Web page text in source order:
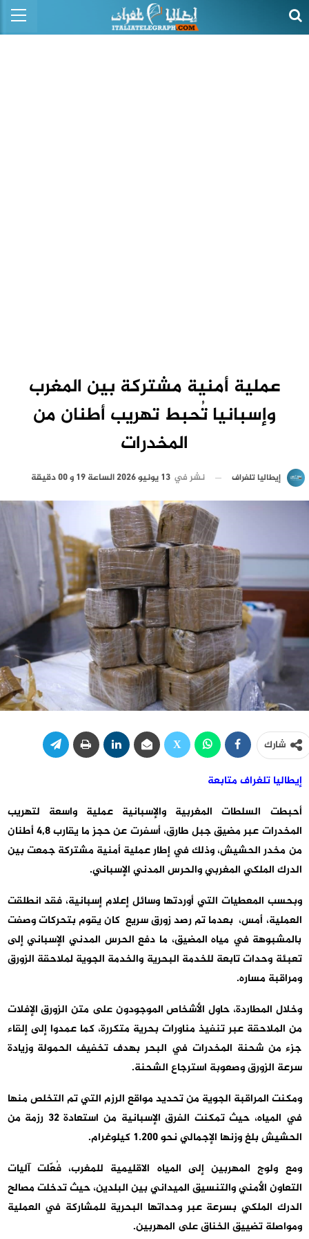
عملية أمنية مشتركة بين المغرب
وإسبانيا تُحبط تهريب أطنان من
المخدرات
إيطاليا تلغراف نشر في 13 يونيو 2026 الساعة 19 و 00 دقيقة
شارك
إيطاليا تلغراف متابعة
أحبطت السلطات المغربية والإسبانية عملية واسعة لتهريب
المخدرات عبر مضيق جبل طارق، أسفرت عن حجز ما يقارب 4,8 أطنان
من مخدر الحشيش، وذلك في إطار عملية أمنية مشتركة جمعت بين
الدرك الملكي المغربي والحرس المدني الإسباني.
وبحسب المعطيات التي أوردتها وسائل إعلام إسبانية، فقد انطلقت
العملية، أمس، بعدما تم رصد زورق سريع كان يقوم بتحركات وصفت
بالمشبوهة في مياه المضيق، ما دفع الحرس المدني الإسباني إلى
تعبئة وحدات تابعة للخدمة البحرية والخدمة الجوية لملاحقة الزورق
ومراقبة مساره.
وخلال المطاردة، حاول الأشخاص الموجودون على متن الزورق الإفلات
من الملاحقة عبر تنفيذ مناورات بحرية متكررة، كما عمدوا إلى إلقاء
جزء من شحنة المخدرات في البحر بهدف تخفيف الحمولة وزيادة
سرعة الزورق وصعوبة استرجاع الشحنة.
ومكنت المراقبة الجوية من تحديد مواقع الرزم التي تم التخلص منها
في المياه، حيث تمكنت الفرق الإسبانية من استعادة 32 رزمة من
الحشيش بلغ وزنها الإجمالي نحو 1.200 كيلوغرام.
ومع ولوج المهربين إلى المياه الاقليمية للمغرب، فُعّلت آليات
التعاون الأمني والتنسيق الميداني بين البلدين، حيث تدخلت مصالح
الدرك الملكي بسرعة عبر وحداتها البحرية للمشاركة في العملية
ومواصلة تضييق الخناق على المهربين.